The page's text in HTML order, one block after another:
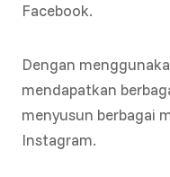
Facebook.
Dengan
mendapatkan
menyusun berbagai
Instagram.